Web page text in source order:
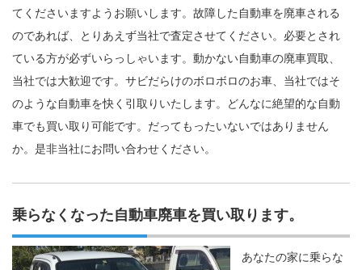
てくださいますようお願いします。故障した自動車を廃車される
のであれば、とりあえず当社で査定させてください。必要とされ
ている方が必ずいらっしゃいます。動かない自動車の廃車買取、
当社では大歓迎です。サビだらけのボロボロのお車、当社ではそ
のような自動車を快く引取りいたします。どんなに絶望的な自動
車でも買い取り可能です。だってもったいないではありません
か。是非当社にお問い合わせください。
乗らなくなった自動車廃車を買い取ります。
あなたの家に乗らな